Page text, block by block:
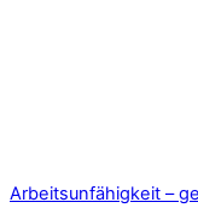
Arbeitsunfähigkeit –